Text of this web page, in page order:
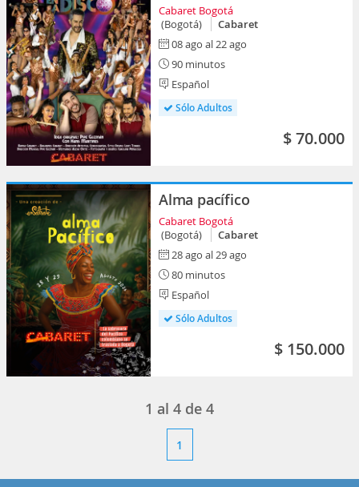
Cabaret Bogotá
(Bogotá)
Cabaret
08 ago al 22 ago
90 minutos
Español
Sólo Adultos
$ 70.000
Alma pacífico
Cabaret Bogotá
(Bogotá)
Cabaret
28 ago al 29 ago
80 minutos
Español
Sólo Adultos
$ 150.000
1 al 4 de 4
1